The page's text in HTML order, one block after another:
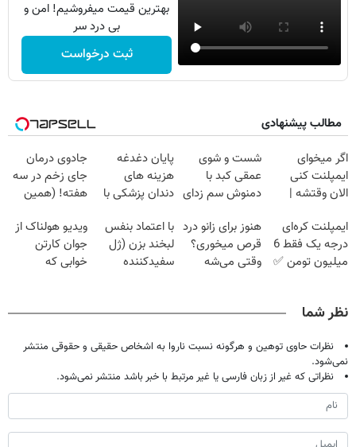
بهترین قیمت میفروشیم! امن و
بی درد سر
ثبت درخواست
مطالب پیشنهادی
اگر میخوای
ایمپلنت کنی
الان وقتشه |
میلیون تومان!!!
شست و شوی
عمقی کبد با
دمنوش سم زدای
پایان دغدغه
هزینه های
دندان پزشکی با
خانگی
جادوی درمان
جای زخم در سه
هفته! (همین
صحبت کنید)
ایمپلنت کره‌ای
درجه یک فقط 6
میلیون تومن ✅
هنوز برای زانو درد
قرص میخوری؟
وقتی می‌شه
با اعتماد بنفس
لبخند بزن (ژل
سفیدکننده
ویدیو هولناک از
جوان کارتن
خوابی که
نظر شما
نظرات حاوی توهین و هرگونه نسبت ناروا به اشخاص حقیقی و حقوقی منتشر
نمی‌شود.
نظراتی که غیر از زبان فارسی یا غیر مرتبط با خبر باشد منتشر نمی‌شود.